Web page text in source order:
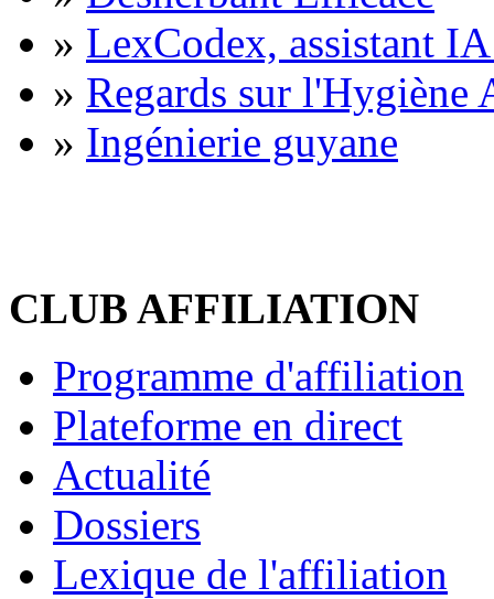
» LexCodex, assistant
» Regards sur l'Hygiène
» Ingénierie guyane
CLUB AFFILIATION
Programme d'affiliation
Plateforme en direct
Actualité
Dossiers
Lexique de l'affiliation